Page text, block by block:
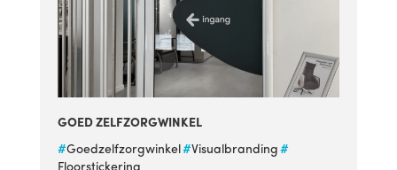
GOED ZELFZORGWINKEL
#Goedzelfzorgwinkel#Visualbranding #